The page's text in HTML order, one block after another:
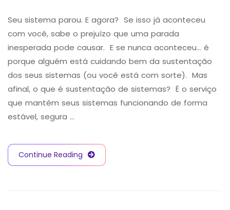
Seu sistema parou. E agora? Se isso já aconteceu
com você, sabe o prejuízo que uma parada
inesperada pode causar. E se nunca aconteceu… é
porque alguém está cuidando bem da sustentação
dos seus sistemas (ou você está com sorte). Mas
afinal, o que é sustentação de sistemas? É o serviço
que mantém seus sistemas funcionando de forma
estável, segura …
Continue Reading